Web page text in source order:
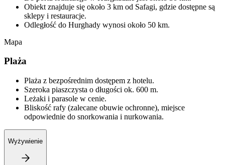
Obiekt znajduje się około 3 km od Safagi, gdzie dostępne są
sklepy i restauracje.
Odległość do Hurghady wynosi około 50 km.
Mapa
Plaża
Plaża z bezpośrednim dostępem z hotelu.
Szeroka piaszczysta o długości ok. 600 m.
Leżaki i parasole w cenie.
Bliskość rafy (zalecane obuwie ochronne), miejsce
odpowiednie do snorkowania i nurkowania.
Wyżywienie